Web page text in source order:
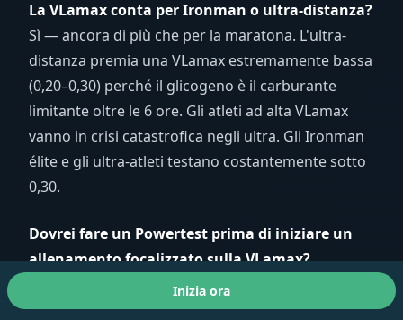
La VLamax conta per Ironman o ultra-distanza?
Sì — ancora di più che per la maratona. L'ultra-
distanza premia una VLamax estremamente bassa
(0,20–0,30) perché il glicogeno è il carburante
limitante oltre le 6 ore. Gli atleti ad alta VLamax
vanno in crisi catastrofica negli ultra. Gli Ironman
élite e gli ultra-atleti testano costantemente sotto
0,30.
Dovrei fare un Powertest prima di iniziare un
allenamento focalizzato sulla VLamax?
Fortemente consigliato. Senza un valore di
partenza stai tirando a indovinare se devi alzare o
Inizia ora